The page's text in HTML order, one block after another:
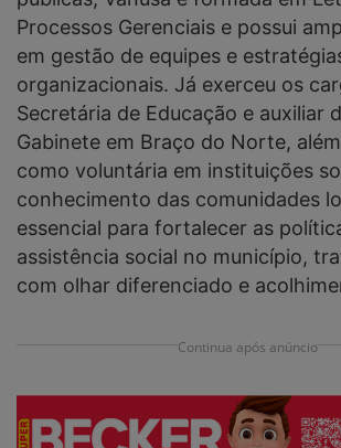
Processos Gerenciais e possui
em gestão de equipes e
organizacionais. Já exerceu os
Secretária de Educação e auxiliar
Gabinete em Braço do Norte,
como voluntária em instituições
conhecimento das comunidades
essencial para fortalecer as
assistência social no município,
com olhar diferenciado e
Continua após anúncio